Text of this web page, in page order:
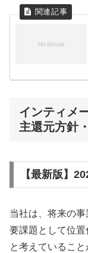
インティメ
主還元方針
【最新版】
当社は、将来の
要課題として位
と考えているこ